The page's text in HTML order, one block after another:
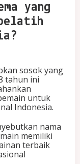
yang
sosok yang
tahun ini
untuk
Indonesia.
nama
memiliki
terbaik